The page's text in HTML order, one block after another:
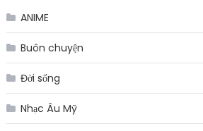
ANIME
Buôn chuyện
Đời sống
Nhạc Âu Mỹ